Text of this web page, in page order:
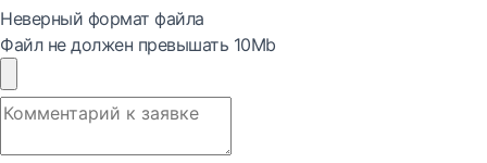
Неверный формат файла
Файл не должен превышать 10Mb